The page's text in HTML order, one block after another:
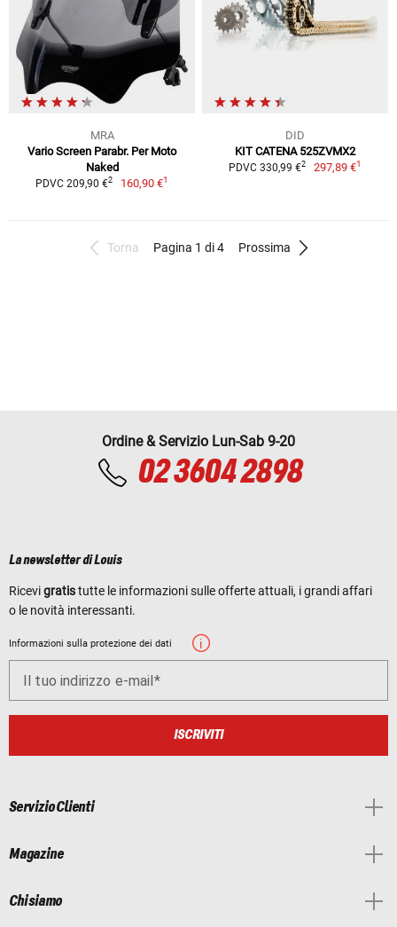
MRA
Vario Screen Parabr. Per Moto
Naked
PDVC 209,90 €2 160,90 €1
DID
KIT CATENA 525ZVMX2
PDVC 330,99 €2 297,89 €1
Torna Pagina 1 di 4 Prossima
Ordine & Servizio Lun-Sab 9-20
02 3604 2898
La newsletter di Louis
Ricevigratistutte le informazioni sulle offerte attuali, i grandi affari
o le novità interessanti.
Informazioni sulla protezione dei dati
Il tuo indirizzo e-mail
ISCRIVITI
Servizio Clienti
Magazine
Chi siamo